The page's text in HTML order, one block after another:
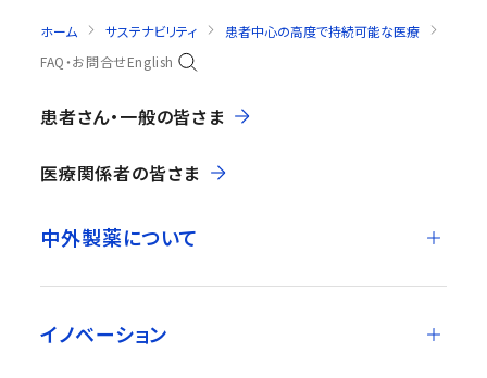
ホーム サステナビリティ 患者中心の高度で持続可能な医療
FAQ・お問合せEnglish
患者さん・一般の皆さま
医療関係者の皆さま
中外製薬について
イノベーション